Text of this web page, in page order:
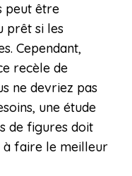
peut être
prêt si les
Cependant,
recèle de
ne devriez pas
une étude
de figures doit
à faire le meilleur